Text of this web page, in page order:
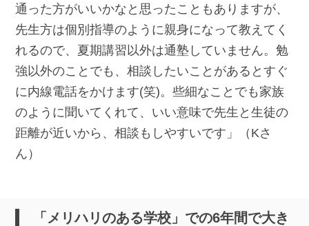
通った方がいいかなと思ったこともありますが、
先生方は個別指導のように親身になって教えてく
れるので、夏期講習以外は通塾していません。勉
強以外のことでも、相談したいことがあるとすぐ
に内線電話をかけます(笑)。些細なことでも家族
のように聞いてくれて、いい意味で先生と生徒の
距離が近いから、相談もしやすいです」（Kさ
ん）
「メリハリのある学校」での6年間で大き